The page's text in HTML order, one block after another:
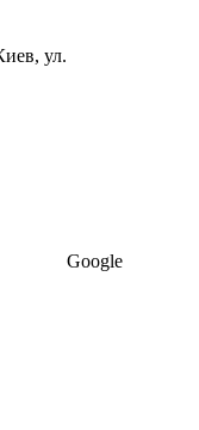
ул.
Google